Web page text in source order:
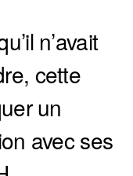
n’avait
cette
un
avec ses